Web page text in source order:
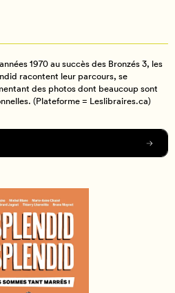
1970 au succès des Bronzés 3, les
racontent leur parcours, se
des photos dont beaucoup sont
(Plateforme = Leslibraires.ca)